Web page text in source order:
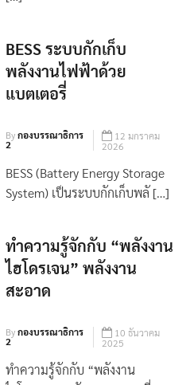
BESS ระบบกักเก็บ
พลังงานไฟฟ้าด้วย
แบตเตอรี่
Byกองบรรณาธิการ
2
12 มกราคม
2026
ทำความรู้จักกับ “พลังงาน
ไฮโดรเจน” พลังงาน
สะอาด
Byกองบรรณาธิการ
2
10 ธันวาคม
2025